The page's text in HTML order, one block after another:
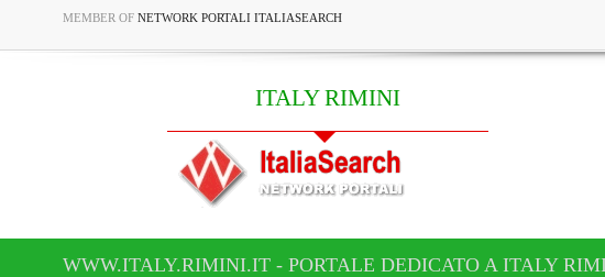
MEMBER OF NETWORK PORTALI ITALIASEARCH
ITALY RIMINI
WWW.ITALY.RIMINI.IT - PORTALE DEDICATO A ITALY